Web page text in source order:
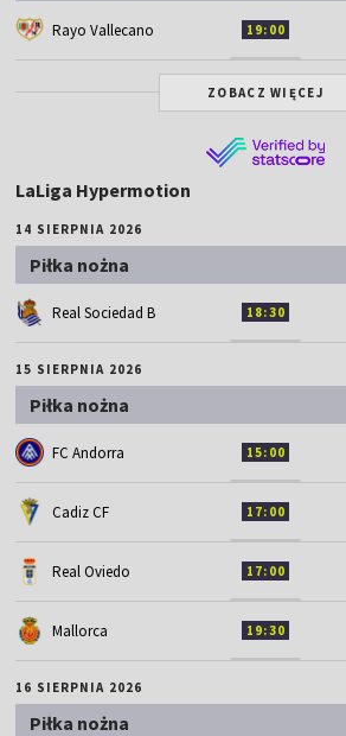
Rayo Vallecano 19:00
ZOBACZ WIĘCEJ
LaLiga Hypermotion
14 SIERPNIA 2026
Piłka nożna
Real Sociedad B 18:30
15 SIERPNIA 2026
Piłka nożna
FC Andorra 15:00
Cadiz CF 17:00
Real Oviedo 17:00
Mallorca 19:30
16 SIERPNIA 2026
Piłka nożna